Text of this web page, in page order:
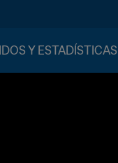
Y ESTADÍSTICAS